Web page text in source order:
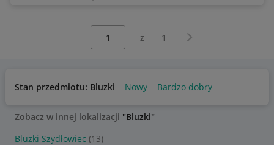
z 1 Następna strona
Stan przedmiotu: Bluzki Nowy Bardzo dobry
Zobacz w innej lokalizacji "Bluzki"
Bluzki Szydłowiec (13)